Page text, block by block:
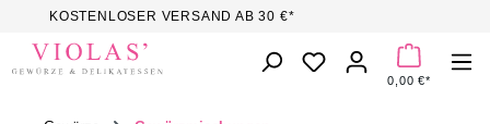
Zum Hauptinhalt springen
KOSTENLOSER VERSAND AB 30 €*
DU HAST 0
0,00 €*